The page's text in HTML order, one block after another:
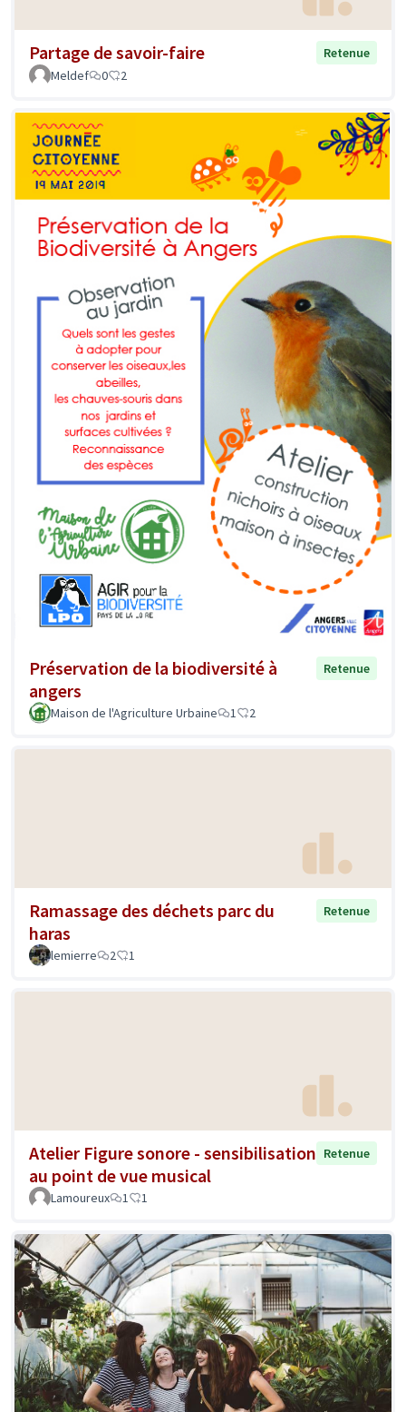
Partage de savoir-faire
Retenue
Meldef
0 2
Préservation de la biodiversité à
angers
Retenue
Maison de l'Agriculture Urbaine 1 2
Ramassage des déchets parc du
haras
Retenue
lemierre 2 1
Atelier Figure sonore - sensibilisation
au point de vue musical
Retenue
Lamoureux 1 1